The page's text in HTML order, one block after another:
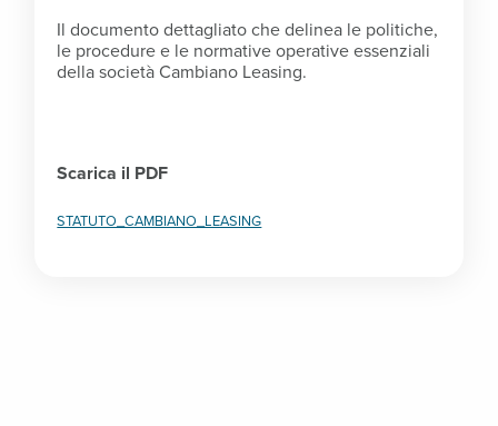
Il documento dettagliato che delinea le politiche,
le procedure e le normative operative essenziali
della società Cambiano Leasing.
Scarica il PDF
STATUTO_CAMBIANO_LEASING